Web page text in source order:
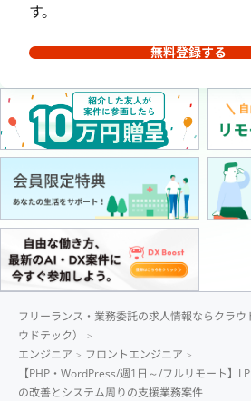
す。
無料登録する
フリーランス・業務委託の求人情報ならクラ
ウドテック）
エンジニア
フロントエンジニア
【PHP・WordPress/週1日～/フルリモート】
の改善とシステム周りの支援業務案件